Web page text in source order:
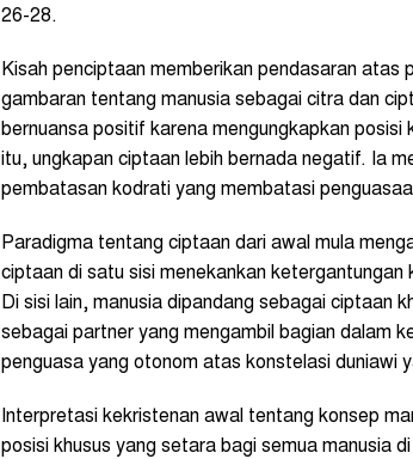
26-28.
Kisah penciptaan memberikan pendasaran atas
gambaran tentang manusia sebagai citra dan
bernuansa positif karena mengungkapkan
itu, ungkapan ciptaan lebih bernada negatif. Ia
pembatasan kodrati yang membatasi
Paradigma tentang ciptaan dari awal mula
ciptaan di satu sisi menekankan
Di sisi lain, manusia dipandang sebagai ciptaan
sebagai partner yang mengambil bagian dalam
penguasa yang otonom atas konstelasi duniawi
Interpretasi kekristenan awal tentang konsep
posisi khusus yang setara bagi semua manusia